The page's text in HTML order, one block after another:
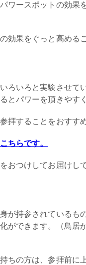
ワースポットの効果
効果をぐっと高める
ろいろと実験させて
とパワーを頂きやす
拝することをおすす
ちらです。
おつけしてお届けし
が持参されているも
ができます。（鳥居
ちの方は、参拝前に